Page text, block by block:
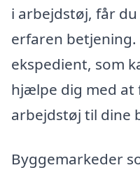
i arbejdstøj, får
erfaren
ekspedient, som
hjælpe dig med
arbejdstøj til dine
Byggemarkeder